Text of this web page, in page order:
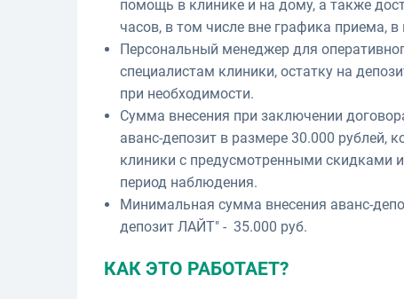
помощь в клинике и на дому, а также
часов, в том числе вне графика приема,
Персональный менеджер для
специалистам клиники, остатку на
при необходимости.
Сумма внесения при заключении
аванс-депозит в размере 30.000 рублей,
клиники с предусмотренными скидками
период наблюдения.
Минимальная сумма внесения аванс-
депозит ЛАЙТ" - 35.000 руб.
КАК ЭТО РАБОТАЕТ?